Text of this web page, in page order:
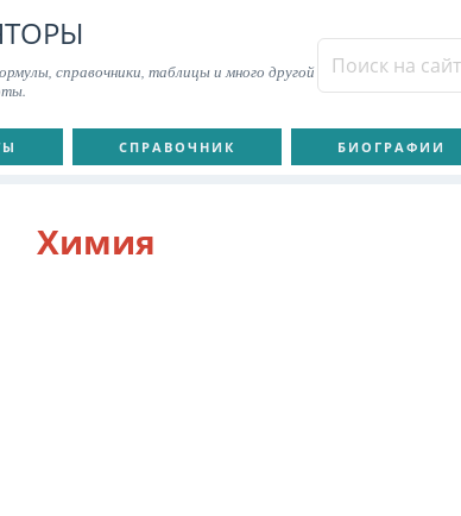
справочники, таблицы и много другой
СПРАВОЧНИК БИОГРАФИИ
Химия